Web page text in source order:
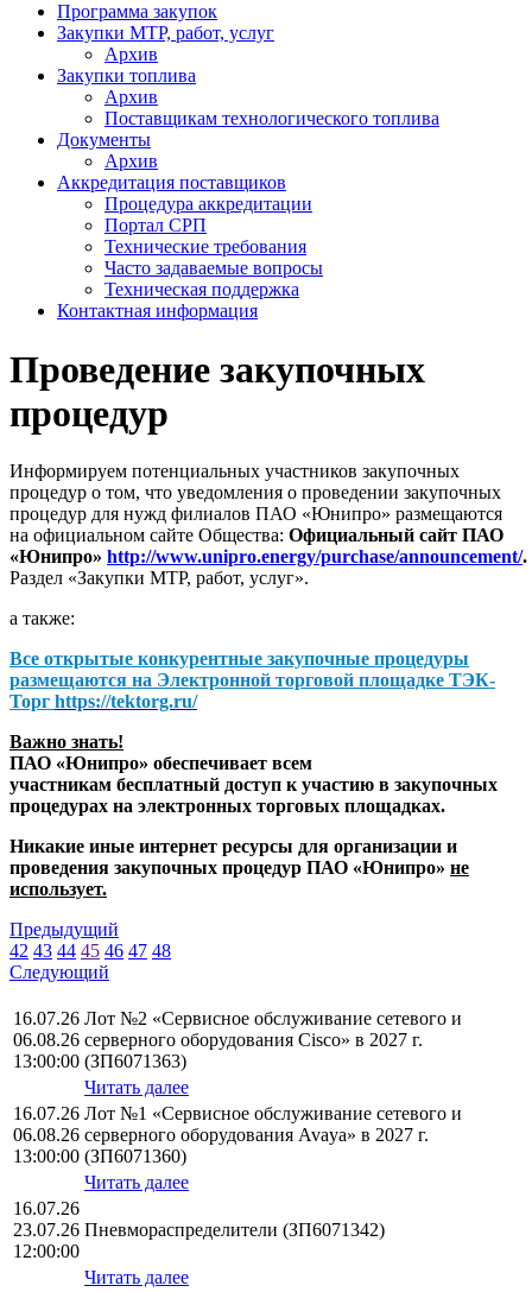
Программа закупок
Закупки МТР, работ, услуг
Архив
Закупки топлива
Архив
Поставщикам технологического топлива
Документы
Архив
Аккредитация поставщиков
Процедура аккредитации
Портал СРП
Технические требования
Часто задаваемые вопросы
Техническая поддержка
Контактная информация
Проведение закупочных
процедур
Информируем потенциальных участников закупочных
процедур о том, что уведомления о проведении закупочных
процедур для нужд филиалов ПАО «Юнипро» размещаются
на официальном сайте Общества: Официальный сайт ПАО
«Юнипро» http://www.unipro.energy/purchase/announcement/.
Раздел «Закупки МТР, работ, услуг».
а также:
Все открытые конкурентные закупочные процедуры
размещаются на Электронной торговой площадке ТЭК-
Торг https://tektorg.ru/
Важно знать!
ПАО «Юнипро» обеспечивает всем
участникам бесплатный доступ к участию в закупочных
процедурах на электронных торговых площадках.
Никакие иные интернет ресурсы для организации и
проведения закупочных процедур ПАО «Юнипро» не
использует.
Предыдущий
42 43 44 45 46 47 48
Следующий
16.07.26
06.08.26
13:00:00
Лот №2 «Сервисное обслуживание сетевого и
серверного оборудования Cisco» в 2027 г.
(ЗП6071363)
Читать далее
16.07.26
06.08.26
13:00:00
Лот №1 «Сервисное обслуживание сетевого и
серверного оборудования Avaya» в 2027 г.
(ЗП6071360)
Читать далее
16.07.26
23.07.26
12:00:00
Пневмораспределители (ЗП6071342)
Читать далее